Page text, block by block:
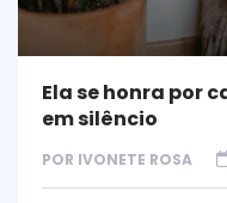
Ela se honra por
em silêncio
POR IVONETE ROSA